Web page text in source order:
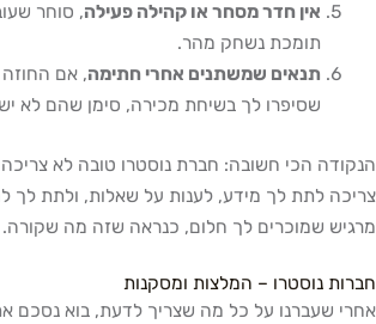
אין חדר מסחר או קהילה פעילה, סוחר
תומכת נשחק מהר.
תנאים שמשתנים אחרי חתימה, אם
שסיפרו לך בשיחת מכירה, סימן שהם לא
הנקודה הכי חשובה: חברת נוסטרו טובה לא
צריכה לתת לך מידע, לענות על שאלות, ולתת לך
מרגיש שמוכרים לך חלום, כנראה שזה מה שקורה.
חברות נוסטרו – המלצות ומסקנות
אחרי שעברנו על כל מה שצריך לדעת, בוא נסכם